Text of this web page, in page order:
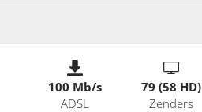
100 Mb/s
ADSL
79 (58 HD)
Zenders